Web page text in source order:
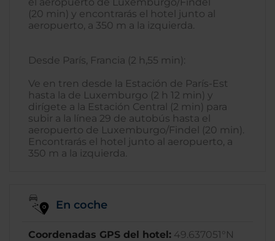
(20 min) y encontrarás el hotel junto al
aeropuerto, a 350 m a la izquierda.
Desde París, Francia (2 h,55 min):
Ve en tren desde la Estación de París-Est
hasta la de Luxemburgo (2 h 12 min) y
dirígete a la Estación Central (2 min) para
subir a la línea 29 de autobús hasta el
aeropuerto de Luxemburgo/Findel (20 min).
Encontrarás el hotel junto al aeropuerto, a
350 m a la izquierda.
En coche
Coordenadas GPS del hotel: 49.637051°N